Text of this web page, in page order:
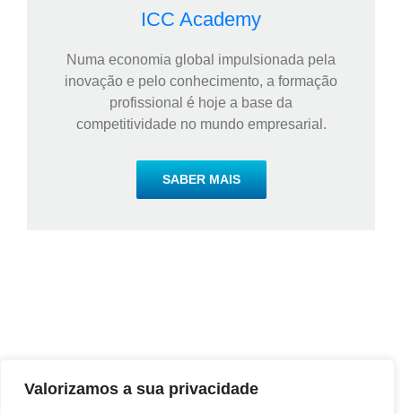
Valorizamos a sua privacidade
ICC Academy
Numa economia global impulsionada pela
inovação e pelo conhecimento, a formação
profissional é hoje a base da
competitividade no mundo empresarial.
SABER MAIS